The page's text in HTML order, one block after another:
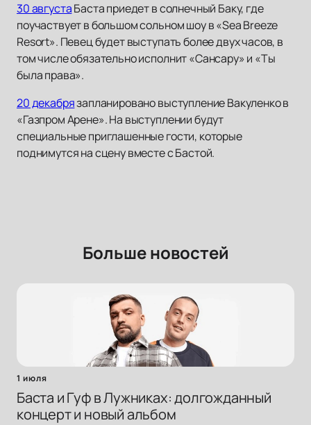
30 августаБаста приедет в солнечный Баку, где
поучаствует в большом сольном шоу в «Sea Breeze
Resort». Певец будет выступать более двух часов, в
том числе обязательно исполнит «Сансару» и «Ты
была права».
20 декабрязапланировано выступление Вакуленко в
«Газпром Арене». На выступлении будут
специальные приглашенные гости, которые
поднимутся на сцену вместе с Бастой.
Больше новостей
1 июля
Баста и Гуф в Лужниках: долгожданный
концерт и новый альбом